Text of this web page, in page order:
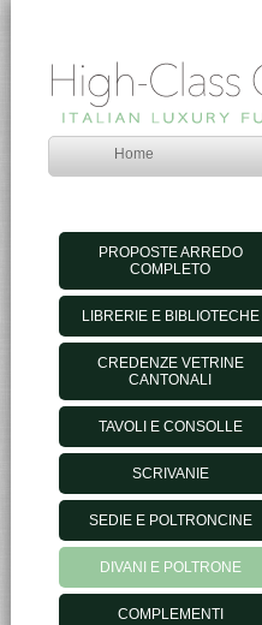
Home
PROPOSTE ARREDO
COMPLETO
LIBRERIE E BIBLIOTECHE
CREDENZE VETRINE
CANTONALI
TAVOLI E CONSOLLE
SCRIVANIE
SEDIE E POLTRONCINE
DIVANI E POLTRONE
COMPLEMENTI